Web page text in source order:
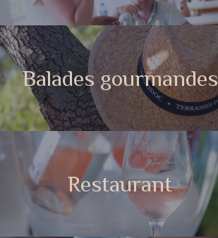
Balades gourmandes
Restaurant